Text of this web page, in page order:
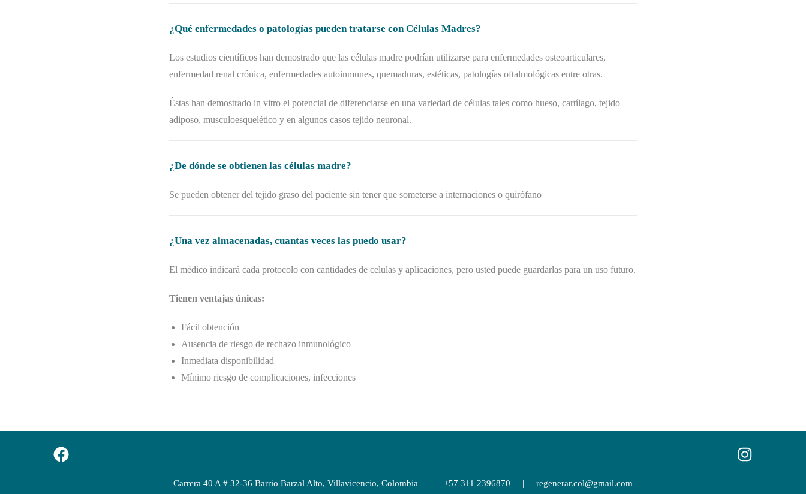
¿Qué enfermedades o patologías pueden tratarse con Células Madres?
Los estudios científicos han demostrado que las células madre podrían utilizarse para enfermedades osteoarticulares,
enfermedad renal crónica, enfermedades autoinmunes, quemaduras, estéticas, patologías oftalmológicas entre otras.
Éstas han demostrado in vitro el potencial de diferenciarse en una variedad de células tales como hueso, cartílago, tejido
adiposo, musculoesquelético y en algunos casos tejido neuronal.
¿De dónde se obtienen las células madre?
Se pueden obtener del tejido graso del paciente sin tener que someterse a internaciones o quirófano
¿Una vez almacenadas, cuantas veces las puedo usar?
El médico indicará cada protocolo con cantidades de celulas y aplicaciones, pero usted puede guardarlas para un uso futuro.
Tienen ventajas únicas:
Fácil obtención
Ausencia de riesgo de rechazo inmunológico
Inmediata disponibilidad
Mínimo riesgo de complicaciones, infecciones
Carrera 40 A # 32-36 Barrio Barzal Alto, Villavicencio, Colombia | +57 311 2396870 | regenerar.col@gmail.com